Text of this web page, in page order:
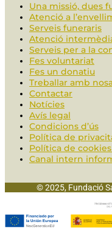
Una missió, dues
Atenció a
Serveis funeraris
Atenció
Serveis per a la
Fes voluntariat
Fes un donatiu
Treballar amb
Contactar
Notícies
Avís legal
Condicions d’ús
Política de
Política de cookies
Canal intern
© 2025, Fundació